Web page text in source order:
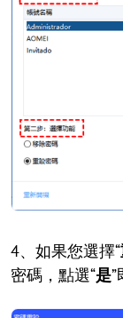
4、如果您選擇“
密碼，點選“是”